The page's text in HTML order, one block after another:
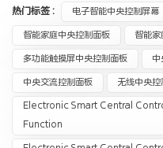
热门标签 : 电子智能中央控制屏幕
智能家庭中央控制面板 智能家
多功能触摸屏中央控制面板 中
中央交流控制面板 无线中央控
Electronic Smart Central
Function​